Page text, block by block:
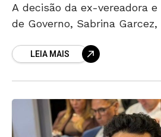
A decisão da ex-vereadora
de Governo, Sabrina
administrativa e tem
LEIA MAIS